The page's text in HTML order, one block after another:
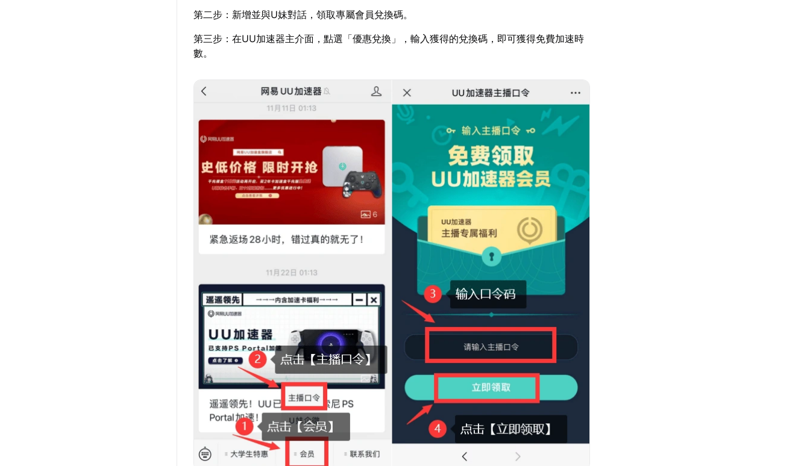
第二步：新增並與U妹對話，領取專屬會員兌換碼。
第三步：在UU加速器主介面，點選「優惠兌換」，輸入獲得的兌換碼，即可獲得免費加速時
數。